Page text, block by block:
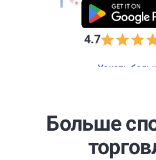
4.7
Узнать
Больше